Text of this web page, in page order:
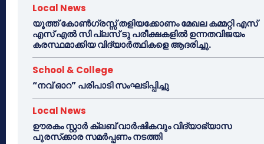
Local News
യൂത്ത് കോൺഗ്രസ്സ് തളിയക്കോണം മേഖല കമ്മറ്റി എസ്
എസ് എൽ സി പ്ലസ് ടു പരീക്ഷകളിൽ ഉന്നതവിജയം
കരസ്ഥമാക്കിയ വിദ്യാർത്ഥികളെ ആദരിച്ചു.
School & College
“നവ് ഓറ” പരിപാടി സംഘടിപ്പിച്ചു
Local News
ഊരകം സ്റ്റാർ ക്ലബ് വാർഷികവും വിദ്യാഭ്യാസ
പുരസ്‌ക്കാര സമർപ്പണം നടത്തി